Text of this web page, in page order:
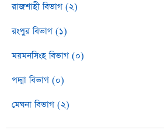
রাজশাহী বিভাগ (২)
রংপুর বিভাগ (১)
ময়মনসিংহ বিভাগ (০)
পদ্মা বিভাগ (০)
মেঘনা বিভাগ (২)